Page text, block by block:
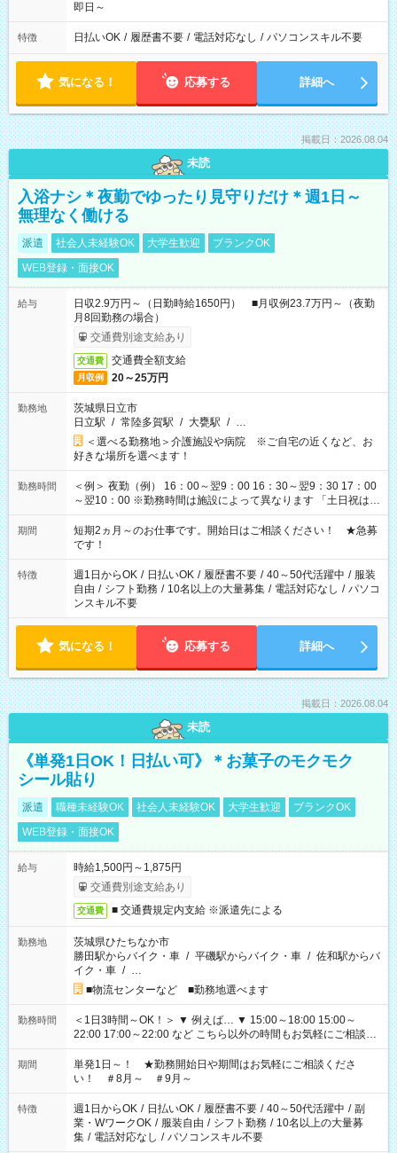
即日～
特徴 日払いOK / 履歴書不要 / 電話対応なし / パソコンスキル不要
気になる！ 応募する 詳細へ
掲載日：2026.08.04
未読
入浴ナシ＊夜勤でゆったり見守りだけ＊週1日～
無理なく働ける
派遣 社会人未経験OK 大学生歓迎
ブランクOK
WEB登録・面接OK
給与
日収2.9万円～（日勤時給1650円） ■月収例23.7万円～（夜勤
月8回勤務の場合）
交通費別途支給あり
交通費 交通費全額支給
月収例 20～25万円
勤務地
茨城県日立市
日立駅 / 常陸多賀駅 / 大甕駅 / …
＜選べる勤務地＞介護施設や病院 ※ご自宅の近くなど、お
好きな場所を選べます！
勤務時間
＜例＞ 夜勤（例） 16：00～翌9：00 16：30～翌9：30 17：00
～翌10：00 ※勤務時間は施設によって異なります 「土日祝は休
みたい」 「しっかり稼ぎたい」 「もう少し遅い時間から始めた
い」など ご希望にあったお仕事をご案内いたします。 ※未経験
の方の場合は1～2ヶ月間は日中での仕事を経験いただき、 お
仕事に慣れてからの夜勤になります。 ★家庭の都合でお休みが
必要な場合も遠慮なくご相談ください。
期間
短期2ヵ月～のお仕事です。開始日はご相談ください！ ★急募
です！
特徴 週1日からOK / 日払いOK / 履歴書不要 / 40～50代活躍中 / 服装
自由 / シフト勤務 / 10名以上の大量募集 / 電話対応なし / パソコ
ンスキル不要
気になる！ 応募する 詳細へ
掲載日：2026.08.04
未読
《単発1日OK！日払い可》＊お菓子のモクモク
シール貼り
派遣 職種未経験OK 社会人未経験OK 大学生歓迎
ブランクOK
WEB登録・面接OK
給与
時給1,500円～1,875円
交通費別途支給あり
交通費 ■ 交通費規定内支給 ※派遣先による
勤務地
茨城県ひたちなか市
勝田駅からバイク・車 / 平磯駅からバイク・車 / 佐和駅からバ
イク・車 / …
■物流センターなど ■勤務地選べます
勤務時間
＜1日3時間～OK！＞ ▼ 例えば… ▼ 15:00～18:00 15:00～
22:00 17:00～22:00 など こちら以外の時間もお気軽にご相談く
ださい！
期間
単発1日～！ ★勤務開始日や期間はお気軽にご相談くださ
い！ ＃8月～ ＃9月～
特徴 週1日からOK / 日払いOK / 履歴書不要 / 40～50代活躍中 / 副
業・WワークOK / 服装自由 / シフト勤務 / 10名以上の大量募
集 / 電話対応なし / パソコンスキル不要